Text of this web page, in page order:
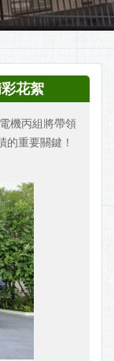
花絮
機丙組將帶領
重要關鍵！